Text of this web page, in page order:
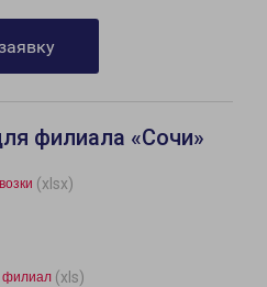
филиала «Сочи»
(xlsx)
филиал (xls)